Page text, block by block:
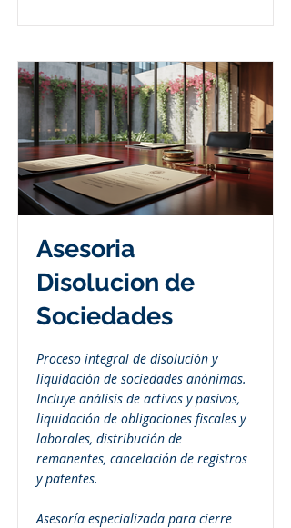
Asesoria
Disolucion de
Sociedades
Proceso integral de disolución y
liquidación de sociedades anónimas.
Incluye análisis de activos y pasivos,
liquidación de obligaciones fiscales y
laborales, distribución de
remanentes, cancelación de registros
y patentes.
Asesoría especializada para cierre